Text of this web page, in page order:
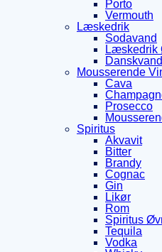
Porto
Vermouth
Læskedrik
Sodavand
Læskedrik
Mousserende
Cava
Prosecco
Spiritus
Akvavit
Bitter
Brandy
Cognac
Gin
Likør
Rom
Spiritus
Tequila
Vodka